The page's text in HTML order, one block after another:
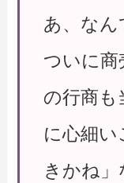
あ、なん
ついに商
の行商も
に心細い
きかね